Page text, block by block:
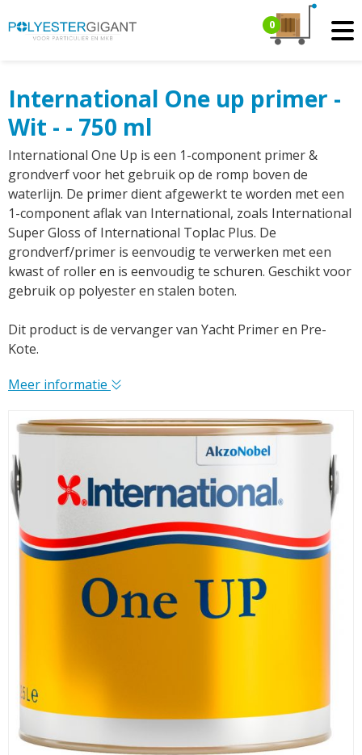
0
International One up primer -
Wit - - 750 ml
International One Up is een 1-component primer &
grondverf voor het gebruik op de romp boven de
waterlijn. De primer dient afgewerkt te worden met een
1-component aflak van International, zoals International
Super Gloss of International Toplac Plus. De
grondverf/primer is eenvoudig te verwerken met een
kwast of roller en is eenvoudig te schuren. Geschikt voor
gebruik op polyester en stalen boten.
Dit product is de vervanger van Yacht Primer en Pre-
Kote.
Meer informatie